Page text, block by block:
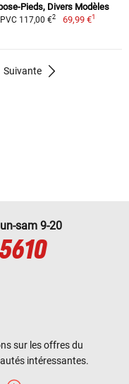
Pieds, Divers Modèles
PVC 117,00 €2 69,99 €1
Suivante
sam 9-20
sur les offres du
intéressantes.